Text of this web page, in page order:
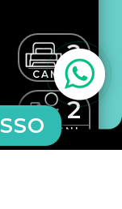
2
CAMERE
2
BAGNI